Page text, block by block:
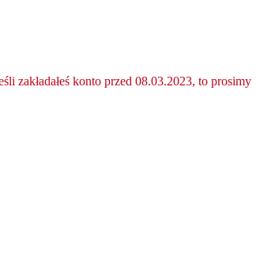
zakładałeś konto przed 08.03.2023, to prosimy